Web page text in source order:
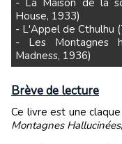
- La Maison de la
House, 1933)
- L'Appel de Cthulhu
- Les Montagnes
Madness, 1936)
Brève de lecture
Ce livre est une
Montagnes Hallucinées